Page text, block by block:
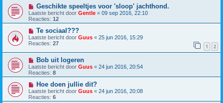
Geschikte speeltjes voor 'sloop' jachthond.
Laatste bericht door Gentle « 09 sep 2016, 22:10
Reacties: 12
Te sociaal???
Laatste bericht door Guus « 25 jun 2016, 15:29
Reacties: 27 1 2
Bob uit logeren
Laatste bericht door Guus « 24 jun 2016, 20:54
Reacties: 8
Hoe doen jullie dit?
Laatste bericht door Guus « 24 jun 2016, 20:08
Reacties: 6